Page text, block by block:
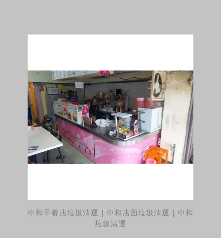
中和早餐店垃圾清運｜中和店面垃圾清運｜中和
垃圾清運